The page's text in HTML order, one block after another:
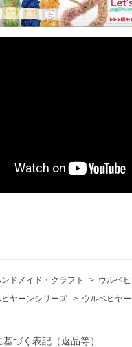
ドメイド・クラフト > ウルベ
ヒヤーンシリーズ > ウルベヒヤ
づく表記（返品等）